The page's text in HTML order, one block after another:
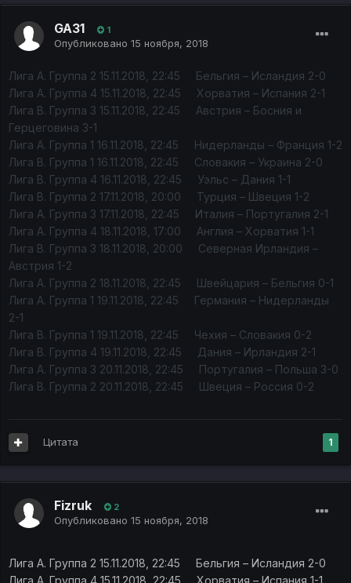
GA31 1
Опубликовано 15 ноября, 2018
Лига A. Группа 2 15.11.2018, 22:45 Бельгия – Исландия 2-0
Лига A. Группа 4 15.11.2018, 22:45 Хорватия – Испания 2-1
Лига B. Группа 3 15.11.2018, 22:45 Австрия – Босния и
Герцеговина 3-1
Лига A. Группа 1 16.11.2018, 22:45 Нидерланды – Франция 1-2
Лига B. Группа 1 16.11.2018, 22:45 Словакия – Украина 2-0
Лига B. Группа 4 16.11.2018, 22:45 Уэльс – Дания 1-1
Лига B. Группа 2 17.11.2018, 20:00 Турция – Швеция 1-2
Лига A. Группа 3 17.11.2018, 22:45 Италия – Португалия 2-1
Лига A. Группа 4 18.11.2018, 17:00 Англия – Хорватия 1-1
Лига B. Группа 3 18.11.2018, 20:00 Северная Ирландия –
Австрия 1-2
Лига A. Группа 2 18.11.2018, 22:45 Швейцария – Бельгия 0-1
Лига A. Группа 1 19.11.2018, 22:45 Германия – Нидерланды
2-1
Лига B. Группа 1 19.11.2018, 22:45 Чехия – Словакия 0-2
Лига B. Группа 4 19.11.2018, 22:45 Дания – Ирландия 2-1
Лига A. Группа 3 20.11.2018, 22:45 Португалия – Польша 3-0
Лига B. Группа 2 20.11.2018, 22:45 Швеция – Россия 0-2
1
Цитата
Fizruk 2
Опубликовано 15 ноября, 2018
Лига A. Группа 2 15.11.2018, 22:45 Бельгия – Исландия 2-0